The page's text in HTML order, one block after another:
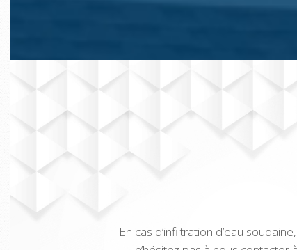
En cas d’infiltration d’eau